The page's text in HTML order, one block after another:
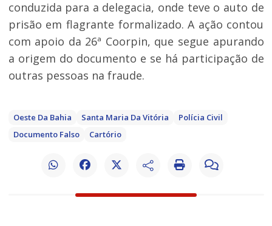
conduzida para a delegacia, onde teve o auto de
prisão em flagrante formalizado. A ação contou
com apoio da 26ª Coorpin, que segue apurando
a origem do documento e se há participação de
outras pessoas na fraude.
Oeste Da Bahia Santa Maria Da Vitória
Polícia Civil
Documento Falso
Cartório